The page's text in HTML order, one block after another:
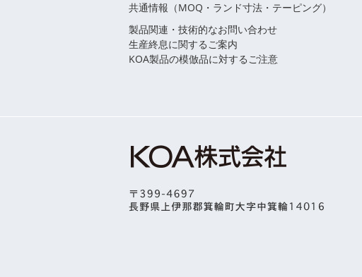
共通情報（MOQ・ランド寸法・テーピング）
製品関連・技術的なお問い合わせ
生産終息に関するご案内
KOA製品の模倣品に対するご注意